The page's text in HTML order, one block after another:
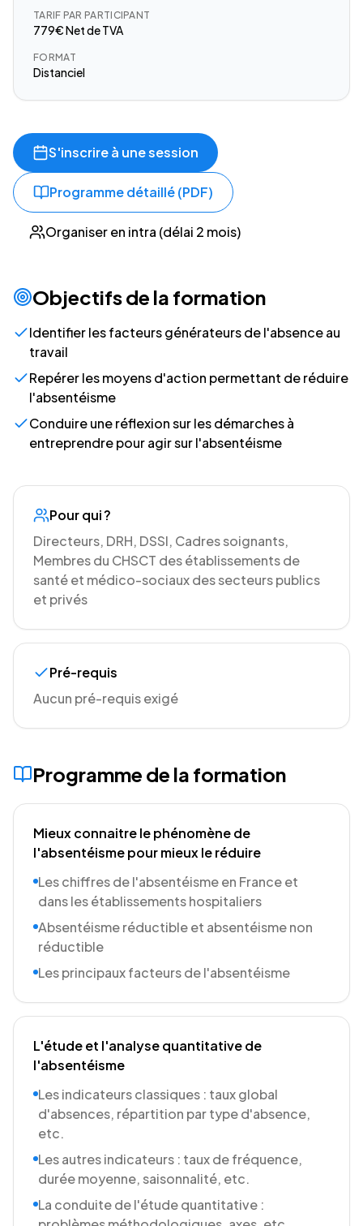
TARIF PAR PARTICIPANT
779€ Net de TVA
FORMAT
Distanciel
S'inscrire à une session
Programme détaillé (PDF)
Organiser en intra (délai 2 mois)
Objectifs de la formation
Identifier les facteurs générateurs de l'absence au
travail
Repérer les moyens d'action permettant de réduire
l'absentéisme
Conduire une réflexion sur les démarches à
entreprendre pour agir sur l'absentéisme
Pour qui ?
Directeurs, DRH, DSSI, Cadres soignants,
Membres du CHSCT des établissements de
santé et médico-sociaux des secteurs publics
et privés
Pré-requis
Aucun pré-requis exigé
Programme de la formation
Mieux connaitre le phénomène de
l'absentéisme pour mieux le réduire
Les chiffres de l'absentéisme en France et
dans les établissements hospitaliers
Absentéisme réductible et absentéisme non
réductible
Les principaux facteurs de l'absentéisme
L'étude et l'analyse quantitative de
l'absentéisme
Les indicateurs classiques : taux global
d'absences, répartition par type d'absence,
etc.
Les autres indicateurs : taux de fréquence,
durée moyenne, saisonnalité, etc.
La conduite de l'étude quantitative :